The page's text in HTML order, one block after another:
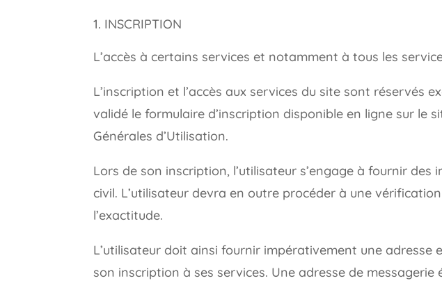
INSCRIPTION
L’accès à certains services et notamment à tous les
L’inscription et l’accès aux services du site sont réservés
validé le formulaire d’inscription disponible en ligne sur
Générales d’Utilisation.
Lors de son inscription, l’utilisateur s’engage à fournir
civil. L’utilisateur devra en outre procéder à une
l’exactitude.
L’utilisateur doit ainsi fournir impérativement une
son inscription à ses services. Une adresse de